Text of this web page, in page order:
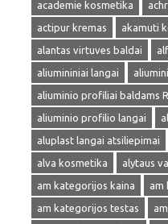
academie kosmetika
actipur kremas
akamuti
alantas virtuves baldai
aliumininiai langai
aliuminio profiliai baldams
aliuminio profilio langai
aluplast langai atsiliepimai
alva kosmetika
alytaus
am kategorijos kaina
am
am kategorijos testas